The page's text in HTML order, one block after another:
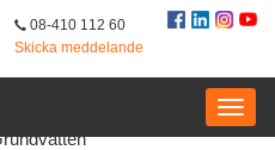
08-410 112 60
Skicka meddelande